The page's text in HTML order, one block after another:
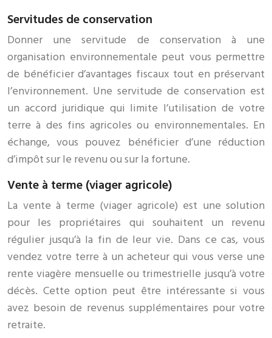
Servitudes de conservation
Donner une servitude de conservation à une
organisation environnementale peut vous permettre
de bénéficier d’avantages fiscaux tout en préservant
l’environnement. Une servitude de conservation est
un accord juridique qui limite l’utilisation de votre
terre à des fins agricoles ou environnementales. En
échange, vous pouvez bénéficier d’une réduction
d’impôt sur le revenu ou sur la fortune.
Vente à terme (viager agricole)
La vente à terme (viager agricole) est une solution
pour les propriétaires qui souhaitent un revenu
régulier jusqu’à la fin de leur vie. Dans ce cas, vous
vendez votre terre à un acheteur qui vous verse une
rente viagère mensuelle ou trimestrielle jusqu’à votre
décès. Cette option peut être intéressante si vous
avez besoin de revenus supplémentaires pour votre
retraite.